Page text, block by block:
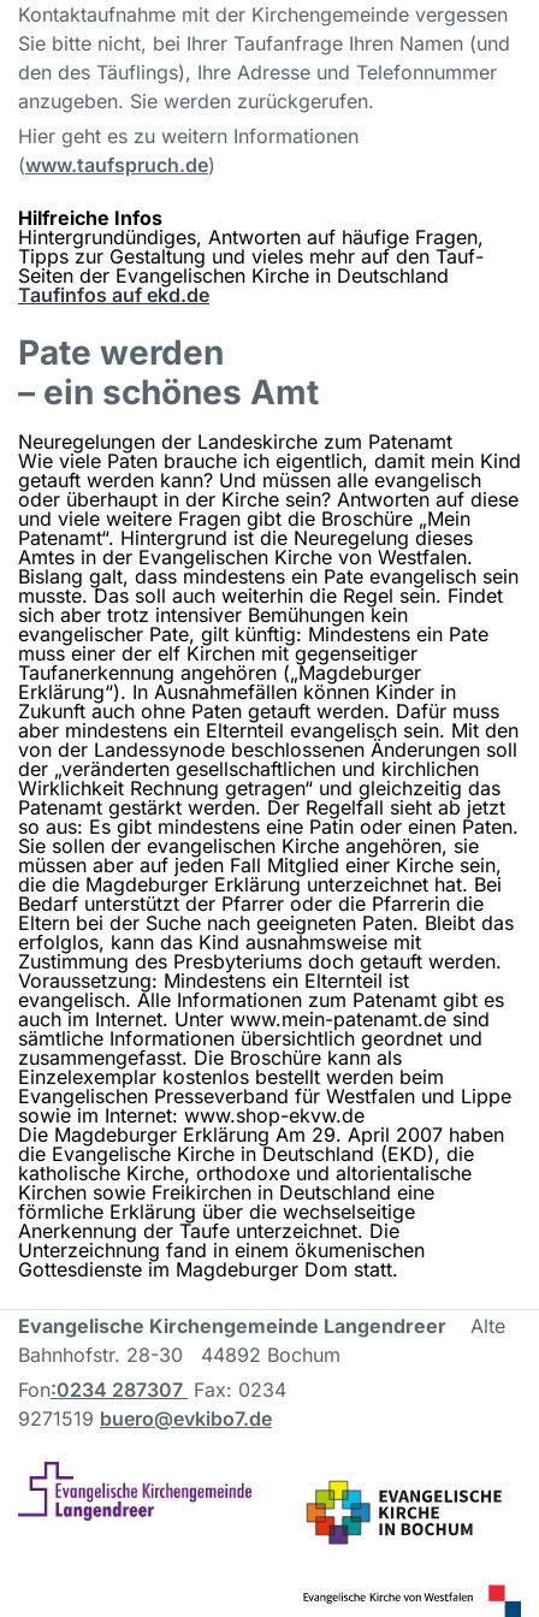
Kontaktaufnahme mit der Kirchengemeinde vergessen
Sie bitte nicht, bei Ihrer Taufanfrage Ihren Namen (und
den des Täuflings), Ihre Adresse und Telefonnummer
anzugeben. Sie werden zurückgerufen.
Hier geht es zu weitern Informationen
(www.taufspruch.de)
Hilfreiche Infos
Hintergrundündiges, Antworten auf häufige Fragen,
Tipps zur Gestaltung und vieles mehr auf den Tauf-
Seiten der Evangelischen Kirche in Deutschland
Taufinfos auf ekd.de
Pate werden
– ein schönes Amt
Neuregelungen der Landeskirche zum Patenamt
Wie viele Paten brauche ich eigentlich, damit mein Kind
getauft werden kann? Und müssen alle evangelisch
oder überhaupt in der Kirche sein? Antworten auf diese
und viele weitere Fragen gibt die Broschüre „Mein
Patenamt“. Hintergrund ist die Neuregelung dieses
Amtes in der Evangelischen Kirche von Westfalen.
Bislang galt, dass mindestens ein Pate evangelisch sein
musste. Das soll auch weiterhin die Regel sein. Findet
sich aber trotz intensiver Bemühungen kein
evangelischer Pate, gilt künftig: Mindestens ein Pate
muss einer der elf Kirchen mit gegenseitiger
Taufanerkennung angehören („Magdeburger
Erklärung“). In Ausnahmefällen können Kinder in
Zukunft auch ohne Paten getauft werden. Dafür muss
aber mindestens ein Elternteil evangelisch sein. Mit den
von der Landessynode beschlossenen Änderungen soll
der „veränderten gesellschaftlichen und kirchlichen
Wirklichkeit Rechnung getragen“ und gleichzeitig das
Patenamt gestärkt werden. Der Regelfall sieht ab jetzt
so aus: Es gibt mindestens eine Patin oder einen Paten.
Sie sollen der evangelischen Kirche angehören, sie
müssen aber auf jeden Fall Mitglied einer Kirche sein,
die die Magdeburger Erklärung unterzeichnet hat. Bei
Bedarf unterstützt der Pfarrer oder die Pfarrerin die
Eltern bei der Suche nach geeigneten Paten. Bleibt das
erfolglos, kann das Kind ausnahmsweise mit
Zustimmung des Presbyteriums doch getauft werden.
Voraussetzung: Mindestens ein Elternteil ist
evangelisch. Alle Informationen zum Patenamt gibt es
auch im Internet. Unter www.mein-patenamt.de sind
sämtliche Informationen übersichtlich geordnet und
zusammengefasst. Die Broschüre kann als
Einzelexemplar kostenlos bestellt werden beim
Evangelischen Presseverband für Westfalen und Lippe
sowie im Internet: www.shop-ekvw.de
Die Magdeburger Erklärung Am 29. April 2007 haben
die Evangelische Kirche in Deutschland (EKD), die
katholische Kirche, orthodoxe und altorientalische
Kirchen sowie Freikirchen in Deutschland eine
förmliche Erklärung über die wechselseitige
Anerkennung der Taufe unterzeichnet. Die
Unterzeichnung fand in einem ökumenischen
Gottesdienste im Magdeburger Dom statt.
Evangelische Kirchengemeinde Langendreer Alte
Bahnhofstr. 28-30 44892 Bochum
Fon:0234 287307 Fax: 0234
9271519 buero@evkibo7.de